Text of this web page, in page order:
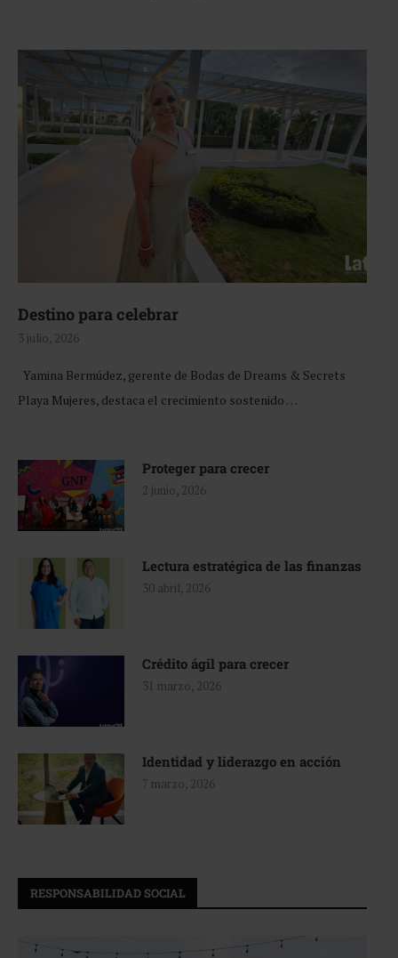
Destino para celebrar
3 julio, 2026
Yamina Bermúdez, gerente de Bodas de Dreams & Secrets
Playa Mujeres, destaca el crecimiento sostenido …
Proteger para crecer
2 junio, 2026
Lectura estratégica de las finanzas
30 abril, 2026
Crédito ágil para crecer
31 marzo, 2026
Identidad y liderazgo en acción
7 marzo, 2026
RESPONSABILIDAD SOCIAL